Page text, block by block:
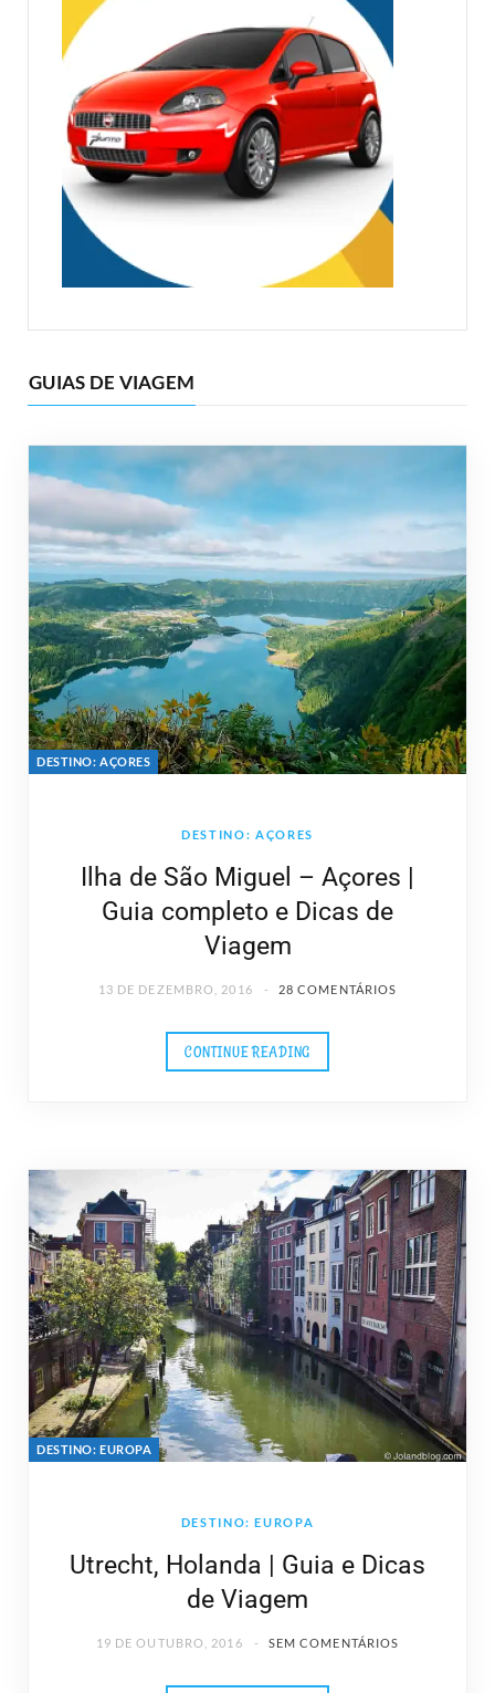
GUIAS DE VIAGEM
DESTINO: AÇORES
DESTINO: AÇORES
Ilha de São Miguel – Açores |
Guia completo e Dicas de
Viagem
13 DE DEZEMBRO, 2016 28 COMENTÁRIOS
CONTINUE READING
DESTINO: EUROPA
DESTINO: EUROPA
Utrecht, Holanda | Guia e Dicas
de Viagem
19 DE OUTUBRO, 2016 SEM COMENTÁRIOS